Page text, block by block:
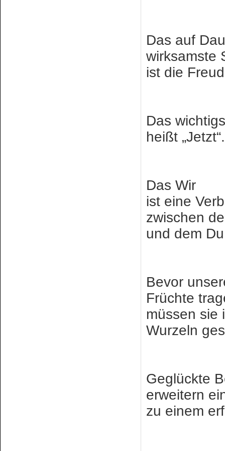
Das auf
wirksamste
ist die
Das
heißt „Jetzt“.
Das Wir
ist eine
zwischen
und dem
Bevor
Früchte
müssen sie
Wurzeln
Geglückte
erweitern
zu einem